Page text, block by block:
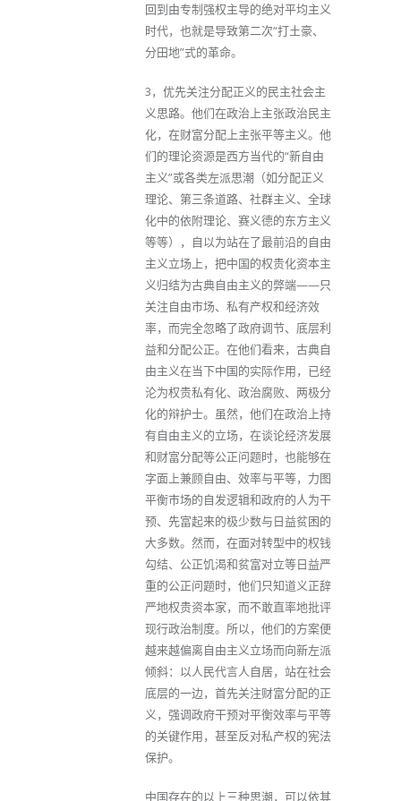
回到由专制强权主导的绝对平均主义
时代，也就是导致第二次“打土豪、
分田地”式的革命。
3，优先关注分配正义的民主社会主
义思路。他们在政治上主张政治民主
化，在财富分配上主张平等主义。他
们的理论资源是西方当代的“新自由
主义”或各类左派思潮（如分配正义
理论、第三条道路、社群主义、全球
化中的依附理论、赛义德的东方主义
等等），自以为站在了最前沿的自由
主义立场上，把中国的权贵化资本主
义归结为古典自由主义的弊端——只
关注自由市场、私有产权和经济效
率，而完全忽略了政府调节、底层利
益和分配公正。在他们看来，古典自
由主义在当下中国的实际作用，已经
沦为权贵私有化、政治腐败、两极分
化的辩护士。虽然，他们在政治上持
有自由主义的立场，在谈论经济发展
和财富分配等公正问题时，也能够在
字面上兼顾自由、效率与平等，力图
平衡市场的自发逻辑和政府的人为干
预、先富起来的极少数与日益贫困的
大多数。然而，在面对转型中的权钱
勾结、公正饥渴和贫富对立等日益严
重的公正问题时，他们只知道义正辞
严地权贵资本家，而不敢直率地批评
现行政治制度。所以，他们的方案便
越来越偏离自由主义立场而向新左派
倾斜：以人民代言人自居，站在社会
底层的一边，首先关注财富分配的正
义，强调政府干预对平衡效率与平等
的关键作用，甚至反对私产权的宪法
保护。
中国存在的以上三种思潮，可以依其